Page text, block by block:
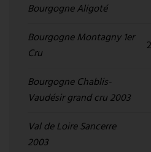
Bourgogne Aligoté
Bourgogne Montagny 1er
Cru
Bourgogne Chablis-
Vaudésir grand cru 2003
Val de Loire Sancerre
2003